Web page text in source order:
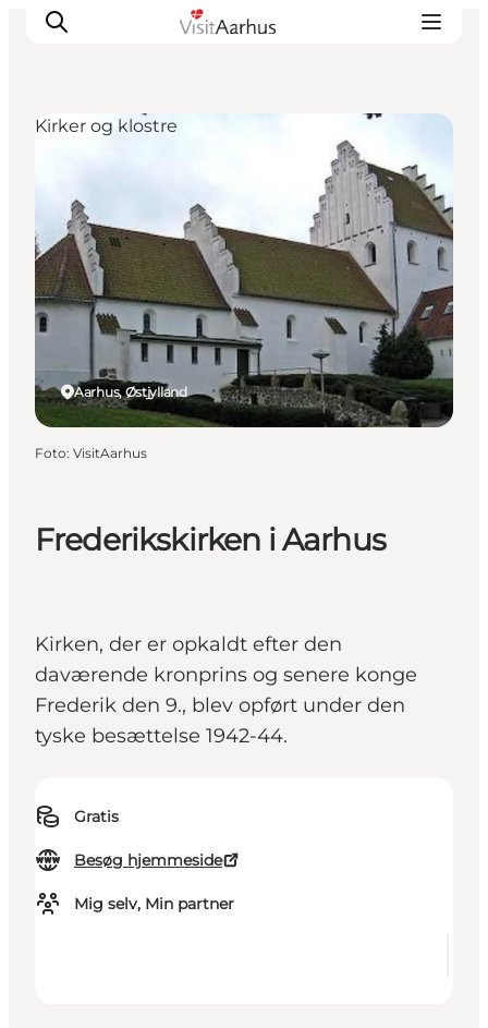
Kalender
Byer og steder
Planlæg ferien
Transport
Frederikskirken i Aarhus
Kirken, der er opkaldt efter den
daværende kronprins og senere konge
Frederik den 9., blev opført under den
tyske besættelse 1942-44.
Gratis
Besøg hjemmeside
Mig selv, Min partner
Aarhus, Østjylland
Kirker og klostre
Foto: VisitAarhus